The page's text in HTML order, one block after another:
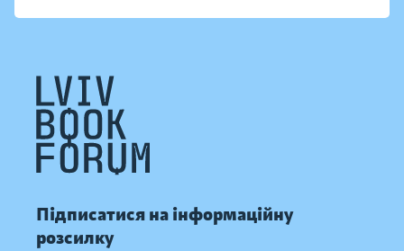
Підписатися на інформаційну
розсилку